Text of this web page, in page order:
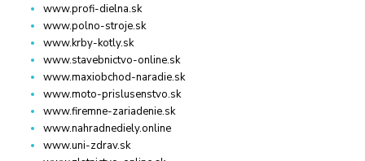
www.profi-dielna.sk
www.polno-stroje.sk
www.krby-kotly.sk
www.stavebnictvo-online.sk
www.maxiobchod-naradie.sk
www.moto-prislusenstvo.sk
www.firemne-zariadenie.sk
www.nahradnediely.online
www.uni-zdrav.sk